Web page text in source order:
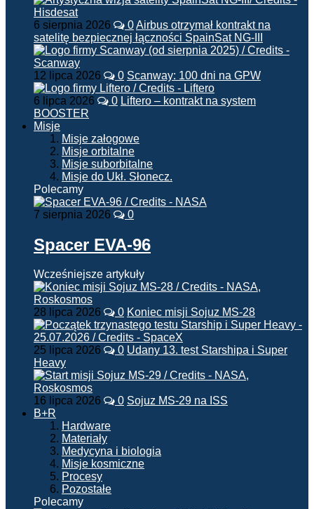
6 sierpnia 2026 0Airbus otrzymał kontrakt na
satelitę bezpiecznej łączności SpainSat NG-III
12 lipca 2026 0 Scanway: 100 dni na GPW
6 lipca 2026 0 Liftero – kontrakt na system
BOOSTER
Misje
Misje załogowe
Misje orbitalne
Misje suborbitalne
Misje do Ukł. Słonecz.
Polecamy
7 sierpnia 2026 0
Spacer EVA-96
Wcześniejsze artykuły
28 lipca 2026 0 Koniec misji Sojuz MS-28
25 lipca 2026 0 Udany 13. test Starshipa i Super
Heavy
16 lipca 2026 0 Sojuz MS-29 na ISS
B+R
Hardware
Materiały
Medycyna i biologia
Misje kosmiczne
Procesy
Pozostałe
Polecamy